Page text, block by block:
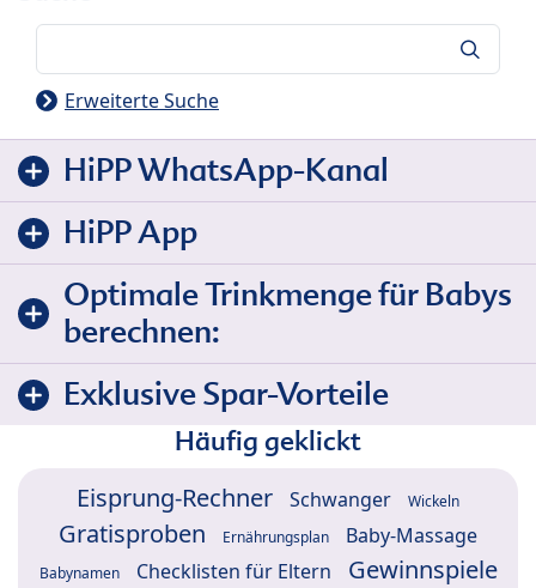
Erweiterte Suche
HiPP WhatsApp-Kanal
HiPP App
Optimale Trinkmenge für Babys
berechnen:
Exklusive Spar-Vorteile
Häufig geklickt
Eisprung-Rechner Schwanger Wickeln
Gratisproben Ernährungsplan Baby-Massage
Babynamen Checklisten für Eltern
Gewinnspiele